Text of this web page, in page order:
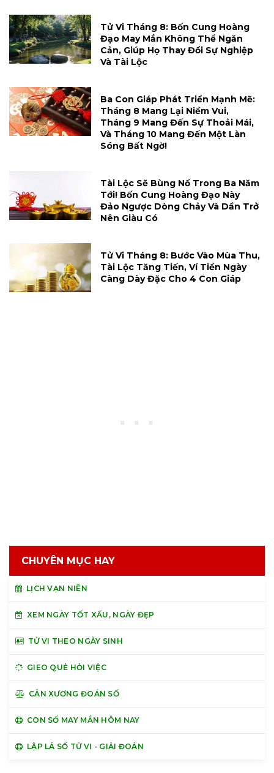
Tử Vi Tháng 8: Bốn Cung Hoàng
Đạo May Mắn Không Thể Ngăn
Cản, Giúp Họ Thay Đổi Sự Nghiệp
Và Tài Lộc
Ba Con Giáp Phát Triển Mạnh Mẽ:
Tháng 8 Mang Lại Niềm Vui,
Tháng 9 Mang Đến Sự Thoải Mái,
Và Tháng 10 Mang Đến Một Làn
Sóng Bất Ngờ!
Tài Lộc Sẽ Bùng Nổ Trong Ba Năm
Tới! Bốn Cung Hoàng Đạo Này
Đảo Ngược Dòng Chảy Và Dần Trở
Nên Giàu Có
Tử Vi Tháng 8: Bước Vào Mùa Thu,
Tài Lộc Tăng Tiến, Ví Tiền Ngày
Càng Dày Đặc Cho 4 Con Giáp
CHUYÊN MỤC HAY
LỊCH VẠN NIÊN
XEM NGÀY TỐT XẤU, NGÀY ĐẸP
TỬ VI THEO NGÀY SINH
GIEO QUẺ HỎI VIỆC
CÂN XƯƠNG ĐOÁN SỐ
CON SỐ MAY MẮN HÔM NAY
LẬP LÁ SỐ TỬ VI - GIẢI ĐOÁN